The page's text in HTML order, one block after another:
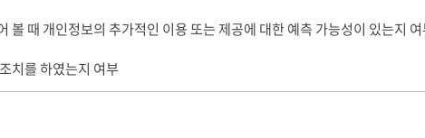
볼 때 개인정보의 추가적인 이용 또는 제공에 대한 예측 가능성이 있는지
치를 하였는지 여부